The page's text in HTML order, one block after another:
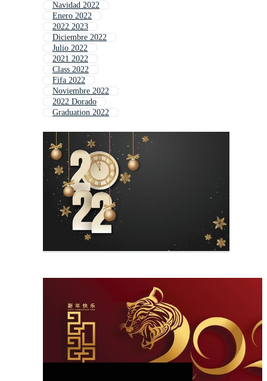
Navidad 2022
Enero 2022
2022 2023
Diciembre 2022
Julio 2022
2021 2022
Class 2022
Fifa 2022
Noviembre 2022
2022 Dorado
Graduation 2022